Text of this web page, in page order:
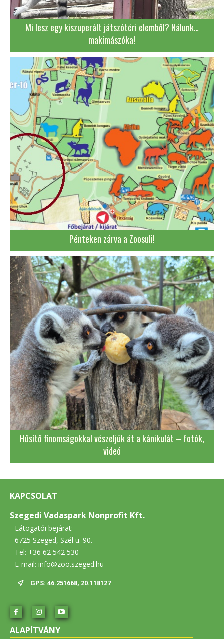
Mi lesz egy kiszuperált játszótéri elemből? Nálunk…
makimászóka!
Pénteken zárva a Zoosuli!
Hűsítő finomságokkal vészeljük át a kánikulát – fotók,
videó
KAPCSOLAT
Szegedi Vadaspark Nonprofit Kft.
Látogatói bejárat:
6725 Szeged, Szél u. 90.
Tel: +36 62 542 530
E-mail: info@zoo.szeged.hu
GPS: 46.251668, 20.118127
ALAPÍTVÁNY